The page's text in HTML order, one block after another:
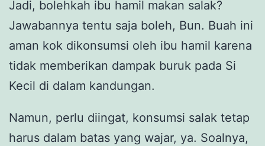
Jadi, bolehkah ibu hamil makan salak?
Jawabannya tentu saja boleh, Bun. Buah ini
aman kok dikonsumsi oleh ibu hamil karena
tidak memberikan dampak buruk pada Si
Kecil di dalam kandungan.
Namun, perlu diingat, konsumsi salak tetap
harus dalam batas yang wajar, ya. Soalnya,